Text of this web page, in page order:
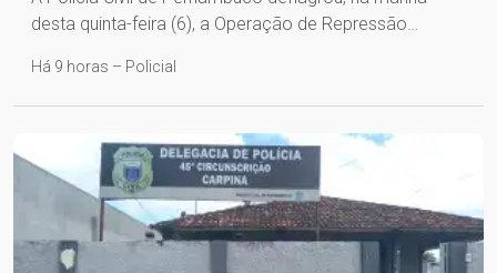
desta quinta-feira (6), a Operação de Repressão…
Há 9 horas – Policial